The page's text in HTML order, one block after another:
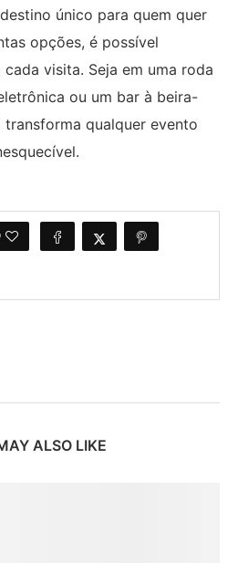
único para quem quer
opções, é possível
visita. Seja em uma roda
ou um bar à beira-
transforma qualquer evento
ALSO LIKE